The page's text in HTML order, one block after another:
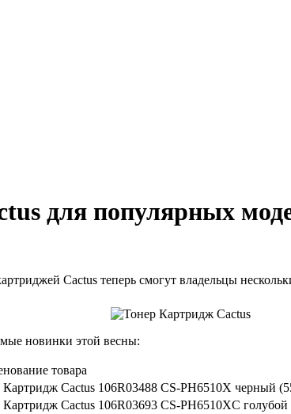
для популярных
Cactus теперь смогут владельцы
новинки этой весны:
товара
Картридж Cactus 106R03488 CS-PH6510X черный
Cactus 106R03693 CS-PH6510XC